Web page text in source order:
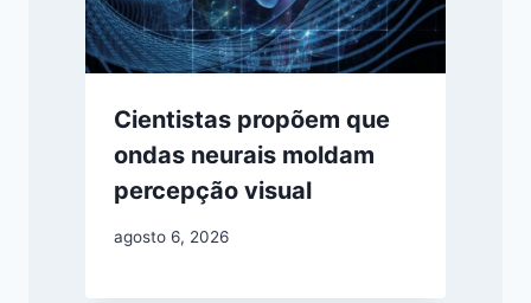
Cientistas propõem que
ondas neurais moldam
percepção visual
agosto 6, 2026